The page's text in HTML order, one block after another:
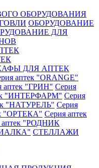
ОБОРУДОВАНИЯ
ОБОРУДОВАНИЕ
ДЛЯ
ДЛЯ АПТЕК
аптек "ORANGE"
аптек "ГРИН" Серия
"ИНТЕРФАРМ" Серия
"НАТУРЕЛЬ" Серия
"ОРТЕКА" Серия аптек
аптек "РОДНИК
СТЕЛЛАЖИ